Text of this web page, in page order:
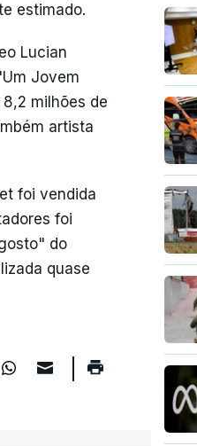
estimado.
Lucian
Jovem
milhões de
artista
foi vendida
foi
do
quase